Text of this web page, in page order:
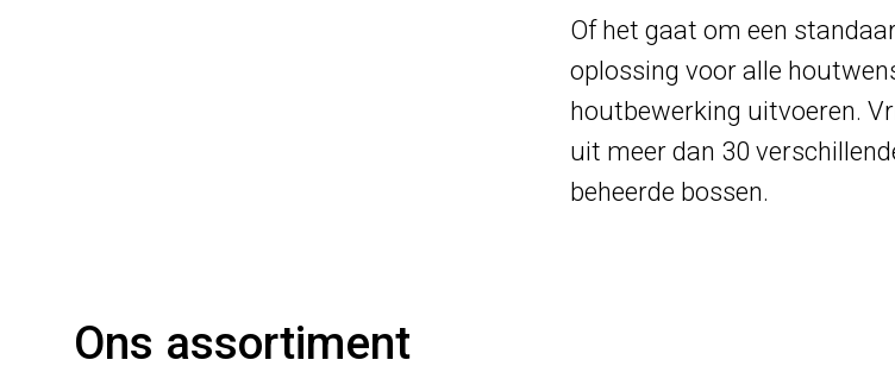
Of het gaat om een
oplossing voor alle
houtbewerking uitvoeren.
uit meer dan 30
beheerde bossen.
Ons assortiment